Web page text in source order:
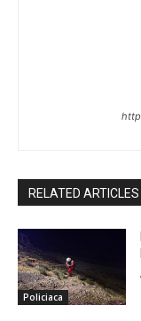
RELATED ARTICLES
Policiaca